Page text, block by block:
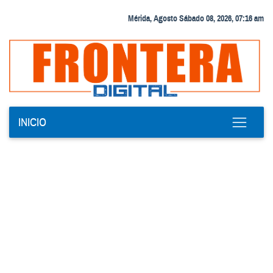
Mérida, Agosto Sábado 08, 2026, 07:16 am
INICIO